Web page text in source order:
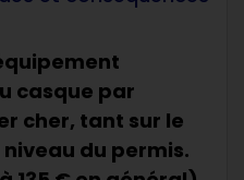
casque par
cher, tant sur le
du permis.